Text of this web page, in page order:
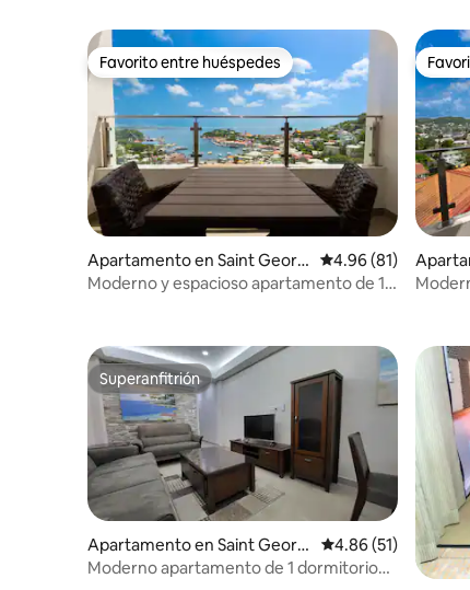
Favorito entre huéspedes
Favorito entre huéspedes
Apartamento en Saint Georg
e's
Calificación
4.96 (81)
Moderno y espacioso apartamento de 1
e's
Superanfitrión
Superanfitrión
Apartamento en Saint Georg
e's
Calificación
4.86 (51)
Moderno apartamento de 1 dormitorio